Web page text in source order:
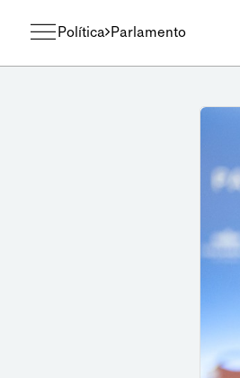
Política Parlamento